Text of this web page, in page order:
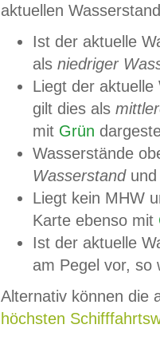
aktuellen
Ist der aktuelle
als niedriger
Liegt der
gilt dies als
mit Grün
Wasserstände
Wasserstandund
Liegt kein MHW
Karte ebenso mit
Ist der aktuelle
am Pegel vor,
Alternativ können die
höchsten